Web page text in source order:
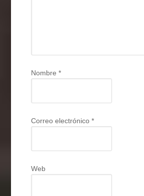
Nombre*
Correo electrónico*
Web